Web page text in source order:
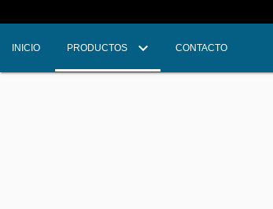
INICIO PRODUCTOS CONTACTO